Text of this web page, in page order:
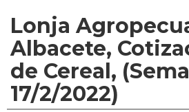
Lonja
Albacete,
de Cereal,
17/2/2022)